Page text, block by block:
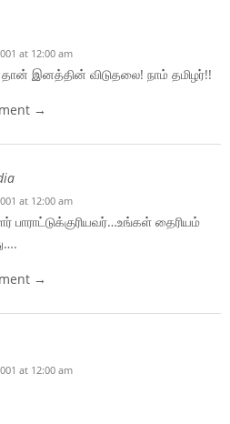
at 12:00 am
இனத்தின் விடுதலை! ​நாம் தமிழர்!!
→
at 12:00 am
பாராட்டுக்குரியவர்…உங்கள் தைரியம்
→
at 12:00 am